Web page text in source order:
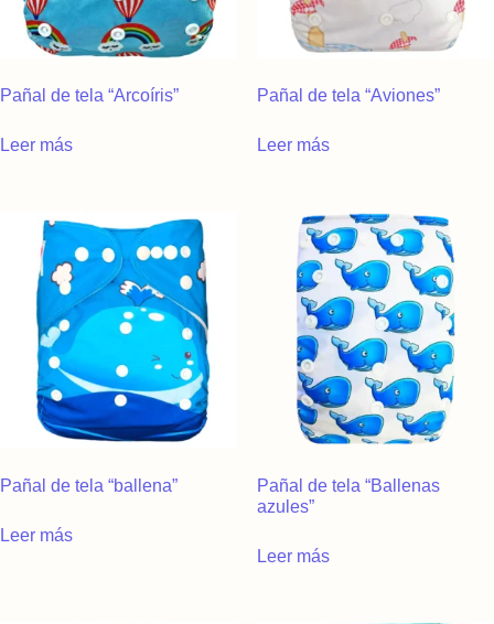
Pañal de tela “Arcoíris”
Leer más
Pañal de tela “Aviones”
Leer más
Pañal de tela “ballena”
Leer más
Pañal de tela “Ballenas
azules”
Leer más